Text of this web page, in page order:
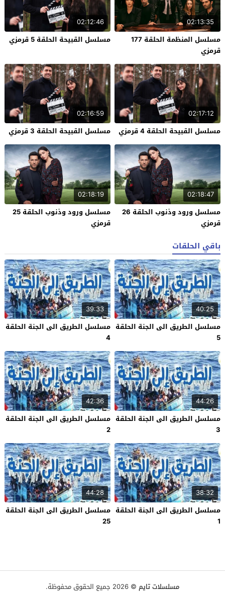
02:13:35
مسلسل المنظمة الحلقة 177
قرمزي
02:12:46
مسلسل القبيحة الحلقة 5 قرمزي
02:17:12
مسلسل القبيحة الحلقة 4 قرمزي
02:16:59
مسلسل القبيحة الحلقة 3 قرمزي
02:18:47
مسلسل ورود وذنوب الحلقة 26
قرمزي
02:18:19
مسلسل ورود وذنوب الحلقة 25
قرمزي
باقي الحلقات
40:25
مسلسل الطريق الى الجنة الحلقة
5
39:33
مسلسل الطريق الى الجنة الحلقة
4
44:26
مسلسل الطريق الى الجنة الحلقة
3
42:36
مسلسل الطريق الى الجنة الحلقة
2
38:32
مسلسل الطريق الى الجنة الحلقة
1
44:28
مسلسل الطريق الى الجنة الحلقة
25
مسلسلات تايم © 2026 جميع الحقوق محفوظة.